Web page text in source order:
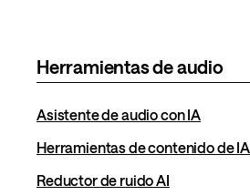
Herramientas de audio
Asistente de audio con IA
Herramientas de contenido de IA
Reductor de ruido AI